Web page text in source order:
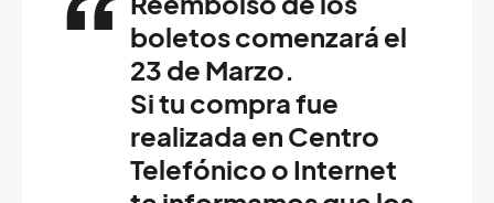
boletos comenzará el
23 de Marzo.
Si tu compra fue
realizada en Centro
Telefónico o Internet